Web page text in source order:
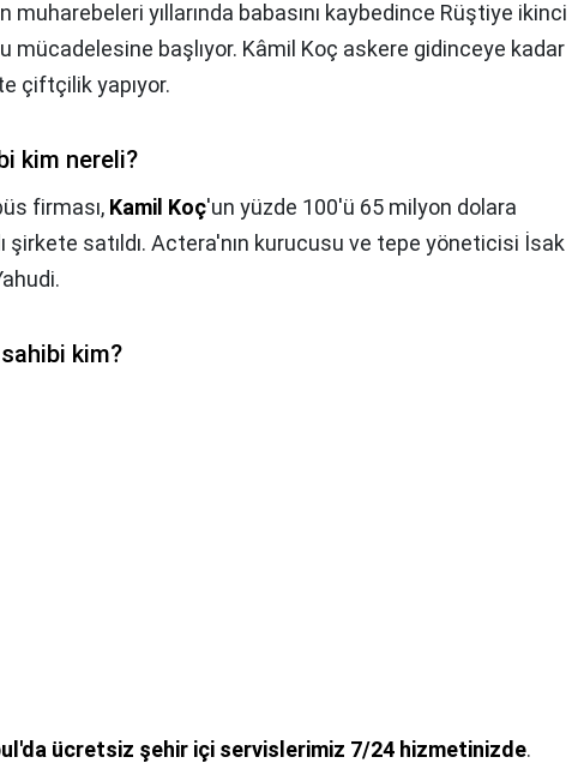
muharebeleri yıllarında babasını kaybedince Rüştiye ikinci
mücadelesine başlıyor. Kâmil Koç askere gidinceye kadar
çiftçilik yapıyor.
kim nereli?
firması, Kamil Koç'un yüzde 100'ü 65 milyon dolara
şirkete satıldı. Actera'nın kurucusu ve tepe yöneticisi İsak
kim?
ücretsiz şehir içi servislerimiz 7/24 hizmetinizde.